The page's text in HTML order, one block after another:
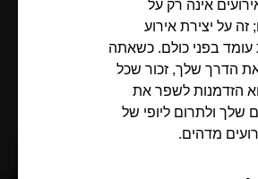
אינה רק על
זה על יצירת אירוע
בפני כולם. כשאתה
הדרך שלך, זכור שכל
הזדמנות לשפר את
שלך ולתרום ליופי של
מדהים.